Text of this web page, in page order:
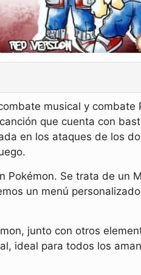
musical y
que cuenta con
en los ataques de los
Pokémon. Se trata de un
un menú
junto con otros
ideal para todos los